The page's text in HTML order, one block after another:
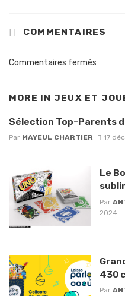
COMMENTAIRES
Commentaires fermés
MORE IN JEUX ET
Sélection Top-Parents
Par MAYEUL CHARTIER 17
Le
Par
2024
430
Par